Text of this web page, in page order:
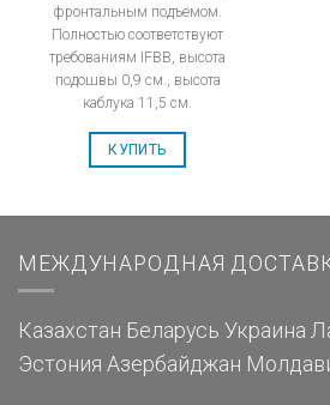
фронтальным подъемом.
Полностью соответствуют
требованиям IFBB, высота
подошвы 0,9 см., высота
каблука 11,5 см.
КУПИТЬ
МЕЖДУНАРОДНАЯ
Казахстан Беларусь Украина
Эстония Азербайджан